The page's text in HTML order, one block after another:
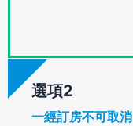
選項
一經訂房不可取消